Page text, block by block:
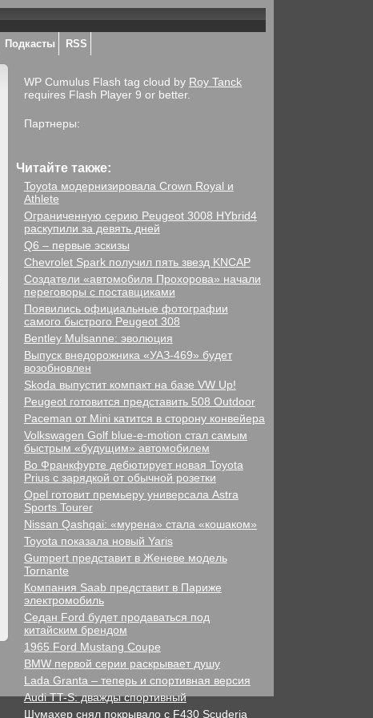
Подкасты RSS
WP Cumulus Flash tag cloud by Roy Tanck
requires Flash Player 9 or better.
Партнеры:
Читайте также:
Toyota модернизировала Crown Royal и
Athlete
Ограниченную серию Peugeot 3008 HYbrid4
раскупили за девять дней
Q6 – первые эскизы
Chevrolet Spark получил пять звезд KNCAP
Создатели «автомобиля Прохорова» начали
переговоры с поставщиками
Появились официальные фотографии
самого быстрого Peugeot 308
Bentley Mulsanne: эволюция
Выпуск внедорожника «УАЗ-469» будет
возобновлен
Skoda выпустит компакт на базе VW Up!
Peugeot готовится представить 508 Outdoor
Paceman от Mini катится в сторону конвейера
Volkswagen Golf blue-e-motion стал самым
быстрым «будущим» автомобилем
Во Франкфурте дебютирует новая Toyota
Prius с зарядкой от обычной розетки
Opel готовит премьеру универсала Astra
Sports Tourer
Nissan Qashqai: «мурена» стала «кошаком»
Toyota показала новый Yaris
Gumpert представит в Женеве модель
Tornante
Компания Saab представит в Париже
электромобиль
Седан Ford будет продаваться под
китайским брендом
1965 Ford Mustang Coupe
BMW первой серии раскрывает душу
Lada Granta – теперь и спортивная версия
Audi TT-S: дважды спортивный
Шумахер снял покрывало с F430 Scuderia